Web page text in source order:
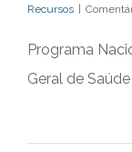
Recursos
Programa
Geral de Saúde